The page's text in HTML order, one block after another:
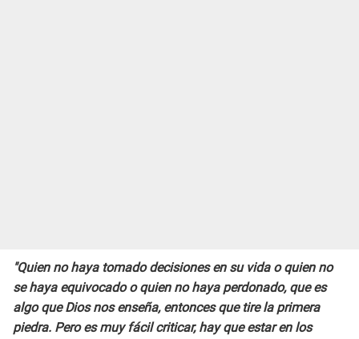
"Quien no haya tomado decisiones en su vida o quien no
se haya equivocado o quien no haya perdonado, que es
algo que Dios nos enseña, entonces que tire la primera
piedra. Pero es muy fácil criticar, hay que estar en los